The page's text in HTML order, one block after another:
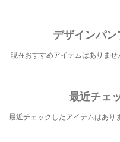
デザインパ
現在おすすめアイテムはありませ
最近チェ
最近チェックしたアイテムはあり